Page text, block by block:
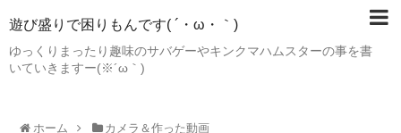
遊び盛りで困りもんです( ´・ω・｀)
ゆっくりまったり趣味のサバゲーやキンクマハムスターの事を書
いていきますー(※´ω｀)
ホーム カメラ＆作った動画